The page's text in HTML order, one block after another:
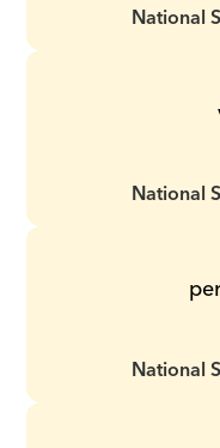
National
National
National